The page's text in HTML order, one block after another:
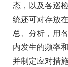
态，以及各巡
统还可对存放
总、分析，用
内发生的频率
并制定应对措